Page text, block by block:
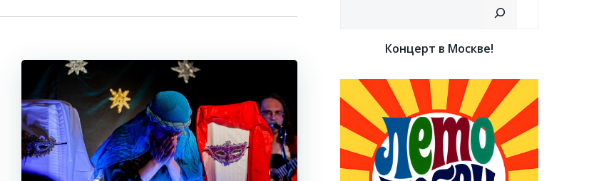
Концерт в Москве!